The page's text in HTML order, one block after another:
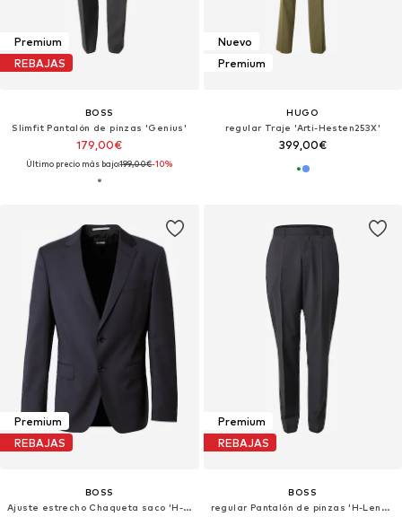
Premium
REBAJAS
BOSS
Slimfit Pantalón de pinzas 'Genius'
179,00€
Último precio más bajo:199,00€-10%
Nuevo
Premium
HUGO
regular Traje 'Arti-Hesten253X'
399,00€
Premium
REBAJAS
BOSS
Ajuste estrecho Chaqueta saco 'H-Huge'
Premium
REBAJAS
BOSS
regular Pantalón de pinzas 'H-Lenon'